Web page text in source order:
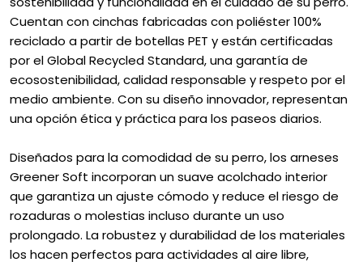
Cuentan con cinchas fabricadas con poliéster 100%
reciclado a partir de botellas PET y están certificadas
por el Global Recycled Standard, una garantía de
ecosostenibilidad, calidad responsable y respeto por el
medio ambiente. Con su diseño innovador, representan
una opción ética y práctica para los paseos diarios.
Diseñados para la comodidad de su perro, los arneses
Greener Soft incorporan un suave acolchado interior
que garantiza un ajuste cómodo y reduce el riesgo de
rozaduras o molestias incluso durante un uso
prolongado. La robustez y durabilidad de los materiales
los hacen perfectos para actividades al aire libre,